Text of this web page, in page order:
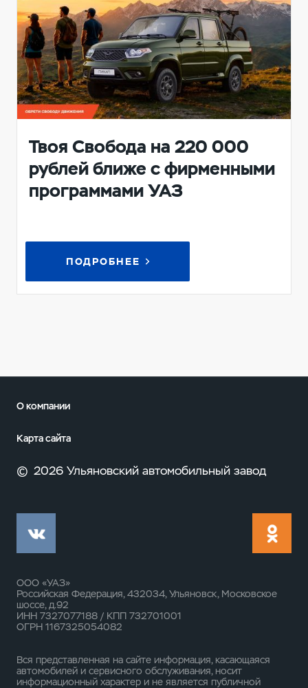
Твоя Свобода на 220 000
рублей ближе с фирменными
программами УАЗ
ПОДРОБНЕЕ
О компании
Карта сайта
© 2026 Ульяновский автомобильный завод
ООО «УАЗ»
Российская Федерация, 432034, Ульяновск, Московское
шоссе, д.92
ИНН 7327077188 / КПП 732701001
ОГРН 1167325054082
Вся представленная на сайте информация, касающаяся
автомобилей и сервисного обслуживания, носит
информационный характер и не является публичной